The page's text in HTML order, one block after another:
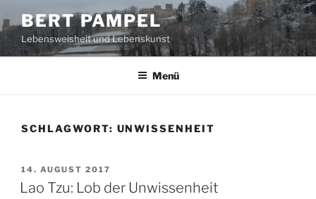
Inhalt
springen
BERT PAMPEL
Lebensweisheit und Lebenskunst
Menü
SCHLAGWORT: UNWISSENHEIT
VERÖFFENTLICHT
AM
14. AUGUST 2017
Lao Tzu: Lob der Unwissenheit